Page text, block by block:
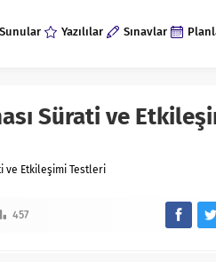
Sunular Yazılılar Sınavlar
Sürati ve
ve Etkileşimi Testleri
457